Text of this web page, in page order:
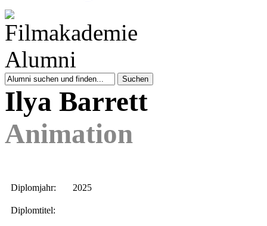
Ilya Barrett
Animation
Diplomjahr: 2025
Diplomtitel: